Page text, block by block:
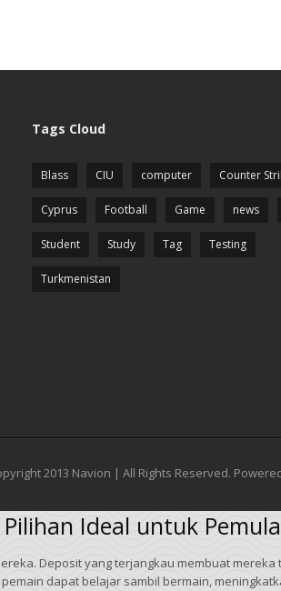
Tags Cloud
Blass CIU computer Counter
Cyprus Football Game news
Student Study Tag Testing
Turkmenistan
2013 Navion | All Rights Reserved.
Ideal untuk Pemula
Deposit yang terjangkau membuat
pemain dapat belajar sambil bermain,